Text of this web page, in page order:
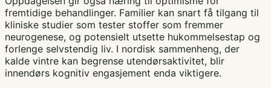
fremtidige behandlinger. Familier kan snart få tilgang til
kliniske studier som tester stoffer som fremmer
neurogenese, og potensielt utsette hukommelsestap og
forlenge selvstendig liv. I nordisk sammenheng, der
kalde vintre kan begrense utendørsaktivitet, blir
innendørs kognitiv engasjement enda viktigere.